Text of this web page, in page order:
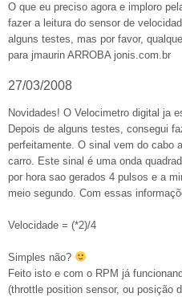
O que eu preciso agora e imploro
fazer a leitura do sensor de
alguns testes, mas por favor,
para jmaurin ARROBA jonis.com.br
27/03/2008
Novidades! O Velocimetro digital ja
Depois de alguns testes, consegui
perfeitamente. O sinal vem do cabo
carro. Este sinal é uma onda
por hora sao gerados 4 pulsos e a
meio segundo. Com essas
Velocidade = (*2)/4
Simples não?
Feito isto e com o RPM já
(throttle position sensor, ou posição